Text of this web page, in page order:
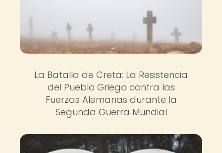
La Batalla de Creta: La Resistencia
del Pueblo Griego contra las
Fuerzas Alemanas durante la
Segunda Guerra Mundial